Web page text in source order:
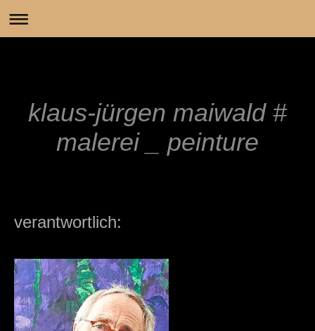
klaus-jürgen maiwald #
malerei _ peinture
verantwortlich: